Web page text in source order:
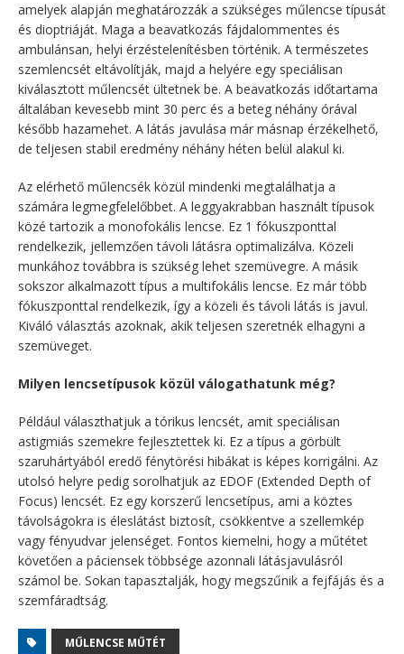
amelyek alapján meghatározzák a szükséges műlencse típusát
és dioptriáját. Maga a beavatkozás fájdalommentes és
ambulánsan, helyi érzéstelenítésben történik. A természetes
szemlencsét eltávolítják, majd a helyére egy speciálisan
kiválasztott műlencsét ültetnek be. A beavatkozás időtartama
általában kevesebb mint 30 perc és a beteg néhány órával
később hazamehet. A látás javulása már másnap érzékelhető,
de teljesen stabil eredmény néhány héten belül alakul ki.
Az elérhető műlencsék közül mindenki megtalálhatja a
számára legmegfelelőbbet. A leggyakrabban használt típusok
közé tartozik a monofokális lencse. Ez 1 fókuszponttal
rendelkezik, jellemzően távoli látásra optimalizálva. Közeli
munkához továbbra is szükség lehet szemüvegre. A másik
sokszor alkalmazott típus a multifokális lencse. Ez már több
fókuszponttal rendelkezik, így a közeli és távoli látás is javul.
Kiváló választás azoknak, akik teljesen szeretnék elhagyni a
szemüveget.
Milyen lencsetípusok közül válogathatunk még?
Például választhatjuk a tórikus lencsét, amit speciálisan
astigmiás szemekre fejlesztettek ki. Ez a típus a görbült
szaruhártyából eredő fénytörési hibákat is képes korrigálni. Az
utolsó helyre pedig sorolhatjuk az EDOF (Extended Depth of
Focus) lencsét. Ez egy korszerű lencsetípus, ami a köztes
távolságokra is éleslátást biztosít, csökkentve a szellemkép
vagy fényudvar jelenséget. Fontos kiemelni, hogy a műtétet
követően a páciensek többsége azonnali látásjavulásról
számol be. Sokan tapasztalják, hogy megszűnik a fejfájás és a
szemfáradtság.
MŰLENCSE MŰTÉT